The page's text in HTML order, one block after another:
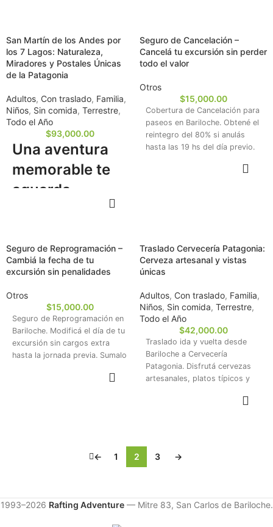
naturales espectaculares.
serenidad y el entorno natural
mientras remás a través de
rápidos nivel 1 y 2. Y si llegás
recibimos en la estación YPF-
ACA. ¡No te pierdas esta
experiencia!
San Martín de los Andes por
los 7 Lagos: Naturaleza,
Miradores y Postales Únicas
de la Patagonia
Adultos, Con traslado, Familia,
Niños, Sin comida, Terrestre,
Todo el Año
$93,000.00
Una aventura
memorable te
aguarda
San Martín de los Andes.
Descubrí vistas asombrosas y
recorré una localidad
entorno natural inigualable.
¡Reservá tu espacio y disfrutá
de esta vivencia irrepetible!
Seguro de Cancelación –
Cancelá tu excursión sin perder
todo el valor
Otros
$15,000.00
Cobertura de Cancelación para
paseos en Bariloche. Obtené el
reintegro del 80% si anulás
hasta las 19 hs del día previo.
Seguro de Reprogramación –
Cambiá la fecha de tu
excursión sin penalidades
Otros
$15,000.00
Seguro de Reprogramación en
Bariloche. Modificá el día de tu
excursión sin cargos extra
hasta la jornada previa. Sumalo
Traslado Cervecería Patagonia:
Cerveza artesanal y vistas
únicas
Adultos, Con traslado, Familia,
Niños, Sin comida, Terrestre,
Todo el Año
$42,000.00
Traslado ida y vuelta desde
Bariloche a Cervecería
Patagonia. Disfrutá cervezas
artesanales, platos típicos y
← 1 2 3 →
1993–2026 Rafting Adventure— Mitre 83, San Carlos de Bariloche.